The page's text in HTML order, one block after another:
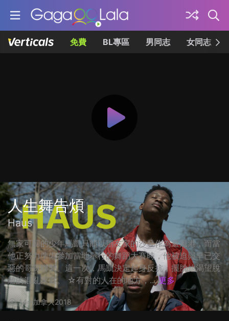
免費 BL專區 男同志 女同志
人生舞告煩
Haus
無家可歸的少年馬凱只能以朋友家的沙發作為避風港，而當
他正努力準備參加當地舉行的舞蹈大賽時，他被迫與早已交
惡的哥哥聯繫。這一次，馬凱決定起身反抗，擺脫他渴望脫
離的混亂家庭。 ☆有對的人在的地方，... 更多
14m 加拿大2018